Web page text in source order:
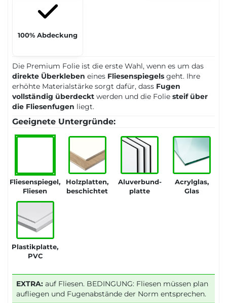
100% Abdeckung
Die Premium Folie ist die erste Wahl, wenn es um das
direkte Überkleben eines Fliesenspiegels geht. Ihre
erhöhte Materialstärke sorgt dafür, dass Fugen
vollständig überdeckt werden und die Folie steif über
die Fliesenfugen liegt.
Geeignete Untergründe:
Fliesenspiegel,
Fliesen
Holzplatten,
beschichtet
Aluverbund-
platte
Acrylglas,
Glas
Plastikplatte,
PVC
EXTRA: auf Fliesen. BEDINGUNG: Fliesen müssen plan
aufliegen und Fugenabstände der Norm entsprechen.